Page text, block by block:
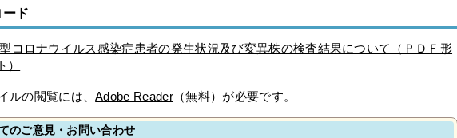
ド
コロナウイルス感染症患者の発生状況及び変異株の検査結果について（ＰＤＦ形
ルの閲覧には、Adobe Reader （無料）が必要です。
のご意見・お問い合わせ